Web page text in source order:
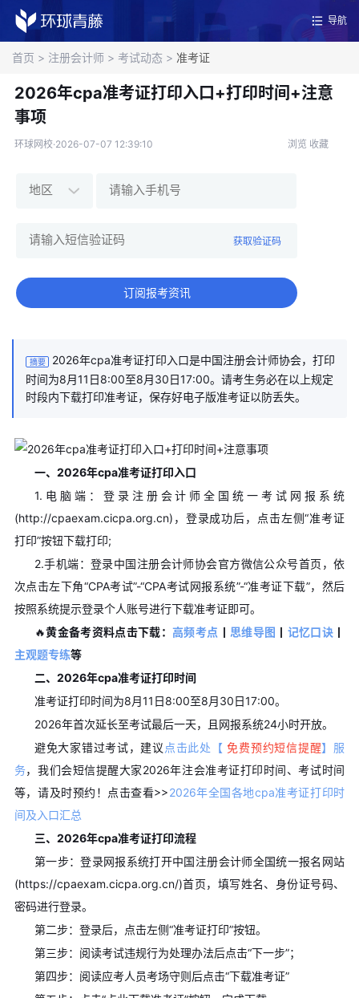
导航
首页 > 注册会计师 > 考试动态 > 准考证
2026年cpa准考证打印入口+打印时间+注意
事项
环球网校·2026-07-07 12:39:10 浏览 收藏
获取验证码
订阅报考资讯
摘要
2026年cpa准考证打印入口是中国注册会计师协会，打印
时间为8月11日8:00至8月30日17:00。请考生务必在以上规定
时段内下载打印准考证，保存好电子版准考证以防丢失。
一、2026年cpa准考证打印入口
1.电脑端：登录注册会计师全国统一考试网报系统
(http://cpaexam.cicpa.org.cn)，登录成功后，点击左侧“准考证
打印”按钮下载打印;
2.手机端：登录中国注册会计师协会官方微信公众号首页，依
次点击左下角“CPA考试”-“CPA考试网报系统”-“准考证下载”，然后
按照系统提示登录个人账号进行下载准考证即可。
🔥黄金备考资料点击下载：高频考点 丨 思维导图 丨 记忆口诀 丨
主观题专练等
二、2026年cpa准考证打印时间
准考证打印时间为8月11日8:00至8月30日17:00。
2026年首次延长至考试最后一天，且网报系统24小时开放。
避免大家错过考试，建议 点击此处【 免费预约短信提醒】服
务，我们会短信提醒大家2026年注会准考证打印时间、考试时间
等，请及时预约！
点击查看>>2026年全国各地cpa准考证打印时
间及入口汇总
三、2026年cpa准考证打印流程
第一步：登录网报系统打开中国注册会计师全国统一报名网站
(https://cpaexam.cicpa.org.cn/)首页，填写姓名、身份证号码、
密码进行登录。
第二步：登录后，点击左侧“准考证打印”按钮。
第三步：阅读考试违规行为处理办法后点击“下一步”；
第四步：阅读应考人员考场守则后点击“下载准考证”